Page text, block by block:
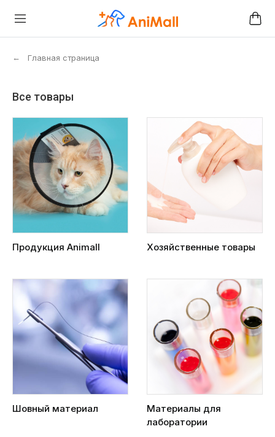
← Главная страница
Все товары
Продукция Animall Хозяйственные товары
Шовный материал
Материалы для
лаборатории